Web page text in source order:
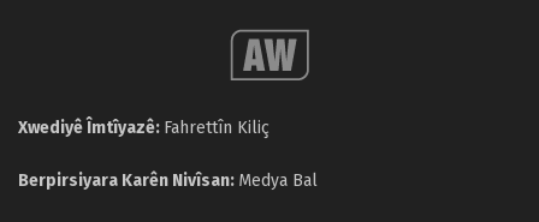
Xwediyê Îmtîyazê: Fahrettîn Kiliç
Berpirsiyara Karên Nivîsan: Medya Bal